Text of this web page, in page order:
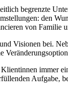
begrenzte
den
von Familie
Visionen bei.
immer
Aufgabe,